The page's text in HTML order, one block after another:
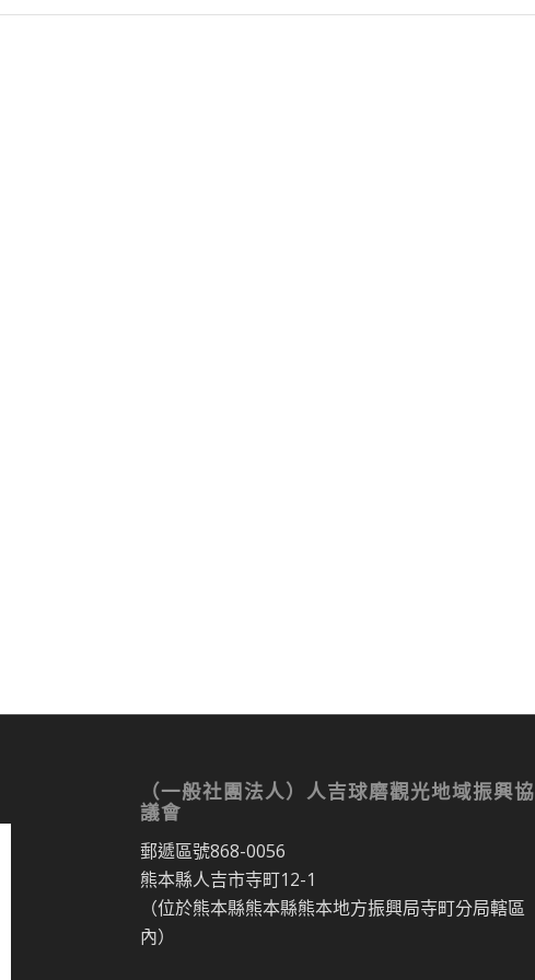
（一般社團法人）人吉球磨觀光地域振興協
議會
郵遞區號868-0056
熊本縣人吉市寺町12-1
（位於熊本縣熊本縣熊本地方振興局寺町分局轄區
內）